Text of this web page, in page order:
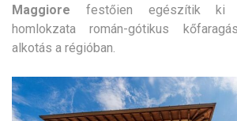
Maggiore festőien egészítik ki
homlokzata román-gótikus
alkotás a régióban.